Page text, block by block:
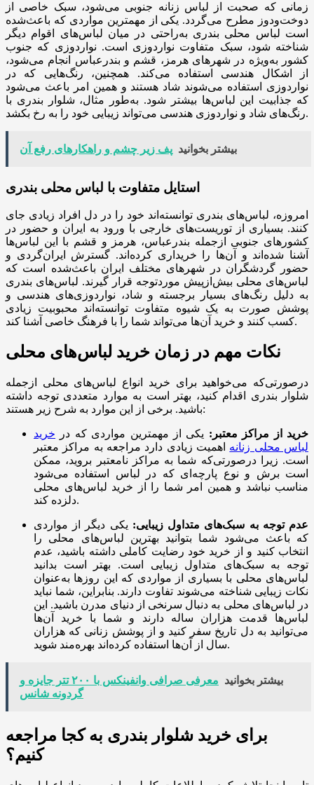
زمانی که صحبت از لباس زنانه جنوبی می‌شود، سبک خاصی از
دوخت‌ودوز مطرح می‌گردد. یکی از مهمترین مواردی که باعث‌شده
است لباس محلی بندری به‌راحتی در میان لباس‌های اقوام دیگر
شناخته شود، سبک متفاوت نواردوزی است. نواردوزی که جنوب
کشور به‌ویژه در شهرهای هرمز، قشم و بندرعباس انجام می‌شود،
از اشکال هندسی استفاده می‌کند. همچنین، رنگ‌هایی که در
نواردوزی استفاده می‌شوند شاد هستند و همین امر باعث می‌شود
که جذابیت این لباس‌ها بیشتر شود. به‌طور مثال، شلوار بندری با
رنگ‌های شاد و نواردوزی هندسی می‌تواند زیبایی خود را به رخ بکشد.
بیشتر بخوانید پف زیر چشم و راهکارهای رفع آن
استایل متفاوت با لباس محلی بندری
امروزه، لباس‌های بندری توانسته‌اند خود را در دل افراد زیادی جای
کنند. بسیاری از توریست‌های خارجی با ورود به ایران و حضور در
کشورهای جنوبی ازجمله بندرعباس، هرمز و قشم با این لباس‌ها
آشنا شده‌اند و آن‌ها را خریداری کرده‌اند. گسترش ایران‌گردی و
حضور گردشگران در شهرهای مختلف ایران باعث‌شده است که
لباس‌های محلی بیش‌از‌پیش موردتوجه قرار گیرند. لباس‌های بندری
به دلیل رنگ‌های بسیار برجسته و شاد، نواردوزی‌های هندسی و
پوشش صورت به یک شیوه متفاوت توانسته‌اند محبوبیت زیادی
کسب کنند و خرید آن‌ها می‌تواند شما را با فرهنگ خاصی آشنا کند.
نکات مهم در زمان خرید لباس‌های محلی
در‌صورتی‌که می‌خواهید برای خرید انواع لباس‌های محلی ازجمله
شلوار بندری اقدام کنید، بهتر است به موارد متعددی توجه داشته
باشید. برخی از این موارد به شرح زیر هستند:
خرید از مراکز معتبر : یکی از مهمترین مواردی که در خرید
لباس‌ محلی زنانه اهمیت زیادی دارد مراجعه به مراکز معتبر
است. زیرا درصورتی‌که شما به مراکز نامعتبر بروید، ممکن
است برش و نوع پارچه‌ای که در لباس استفاده می‌شود
مناسب نباشد و همین امر شما را از خرید لباس‌های محلی
دلزده کند.
عدم توجه به سبک‌های متداول زیبایی: یکی دیگر از مواردی
که باعث می‌شود شما بتوانید بهترین لباس‌های محلی را
انتخاب کنید و از خرید خود رضایت کاملی داشته باشید، عدم
توجه به سبک‌های متداول زیبایی است. بهتر است بدانید
لباس‌های محلی با بسیاری از مواردی که این روزها به‌عنوان
نکات زیبایی شناخته می‌شوند تفاوت دارند. بنابراین، شما نباید
در لباس‌های محلی به دنبال سرنخی از دنیای مدرن باشید. این
لباس‌ها قدمت هزاران ساله دارند و شما با خرید آن‌ها
می‌توانید به دل تاریخ سفر کنید و از پوشش زنانی که هزاران
سال از آن‌ها استفاده کرده‌اند بهره‌مند شوید.
بیشتر بخوانید
معرفی صرافی وانفینکس با ۲۰۰ تتر جایزه و
گردونه شانس
برای خرید شلوار بندری به کجا مراجعه
کنیم؟